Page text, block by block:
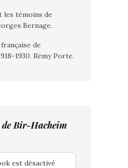
les témoins de
Bernage.
de
1930. Rémy Porte.
de Bir-Hacheim
est désactivé